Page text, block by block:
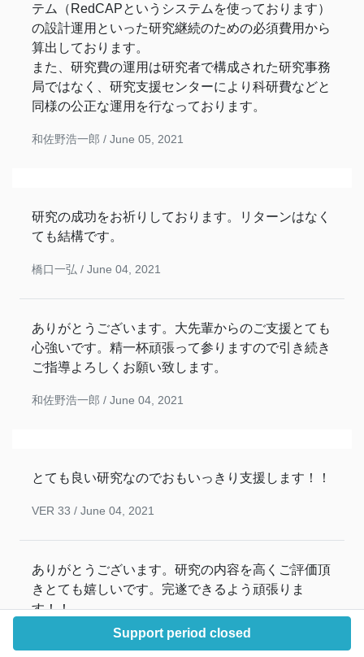
テム（RedCAPというシステムを使っております）
の設計運用といった研究継続のための必須費用から
算出しております。
また、研究費の運用は研究者で構成された研究事務
局ではなく、研究支援センターにより科研費などと
同様の公正な運用を行なっております。
和佐野浩一郎 / June 05, 2021
研究の成功をお祈りしております。リターンはなく
ても結構です。
橋口一弘 / June 04, 2021
ありがとうございます。大先輩からのご支援とても
心強いです。精一杯頑張って参りますので引き続き
ご指導よろしくお願い致します。
和佐野浩一郎 / June 04, 2021
とても良い研究なのでおもいっきり支援します！！
VER 33 / June 04, 2021
ありがとうございます。研究の内容を高くご評価頂
きとても嬉しいです。完遂できるよう頑張りま
す！！
June 04, 2021
Support period closed